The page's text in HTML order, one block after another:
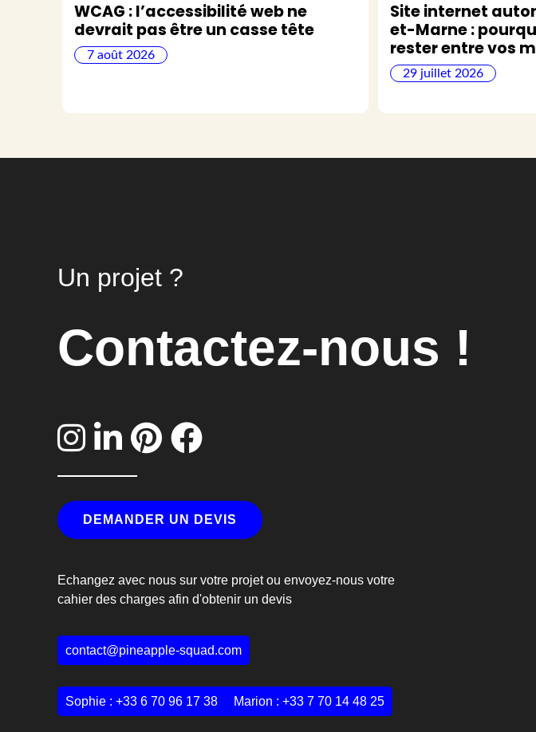
WCAG : l’accessibilité web ne
devrait pas être un casse tête
7 août 2026
Site internet
et-Marne :
rester entre vos
29 juillet 2026
Un projet ?
Contactez-nous !
DEMANDER UN DEVIS
Echangez avec nous sur votre projet ou envoyez-nous votre
cahier des charges afin d'obtenir un devis
contact@pineapple-squad.com
Sophie : +33 6 70 96 17 38 Marion : +33 7 70 14 48 25